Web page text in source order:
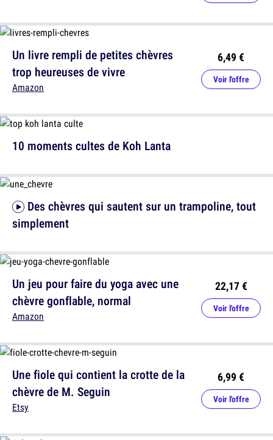
10 moments cultes de Koh Lanta
Un jeu pour faire du yoga avec une
chèvre gonflable, normal
Amazon
22,17 €
Voir l'offre
Un livre rempli de petites chèvres
trop heureuses de vivre
Amazon
6,49 €
Voir l'offre
simplement
Une fiole qui contient la crotte de la
chèvre de M. Seguin
Etsy
6,99 €
Voir l'offre